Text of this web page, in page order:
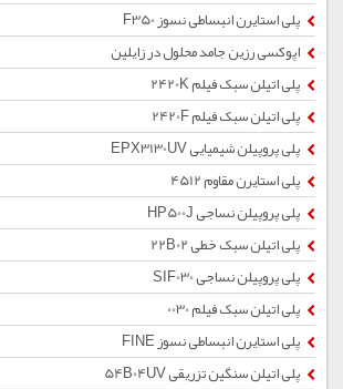
پلی استایرن انبساطی نسوز F350
اپوکسی رزین جامد محلول در زایلین
پلی اتیلن سبک فیلم 2420K
پلی اتیلن سبک فیلم 2420F
پلی پروپیلن شیمیایی EPX3130UV
پلی استایرن مقاوم 4512
پلی پروپیلن نساجی HP500J
پلی اتیلن سبک خطی 22B02
پلی پروپیلن نساجی SIF030
پلی اتیلن سبک فیلم 0030
پلی استایرن انبساطی نسوز FINE
پلی اتیلن سنگین تزریقی 54B04UV